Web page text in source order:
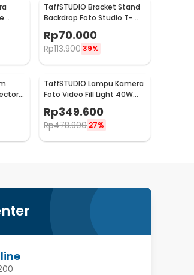
30W
TaffSTUDIO Bracket Stand
Backdrop Foto Studio T-
- M138
Rp70.000
Rp113.90039%
TaffSTUDIO Lampu Kamera
Foto Video Fill Light 40W
600 LED - U600+
Rp349.600
Rp478.900 27%